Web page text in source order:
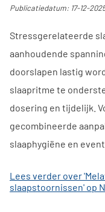
Publicatiedatum: 17-12-
Stressgerelateerde
aanhoudende
doorslapen lastig
slaapritme te
dosering en tijdelijk.
gecombineerde
slaaphygiëne en
Lees verder over
slaapstoornissen' op